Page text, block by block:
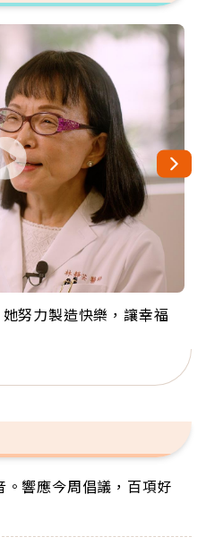
努力製造快樂，讓幸福
灣奉獻36年 「台灣是我
」
找快樂！「蛋黃哥小
爺奶：退休後才開始真
為全球最年長羽球選
「這個」
阿伯拉小提琴還登上小
響應今周倡議，百項好